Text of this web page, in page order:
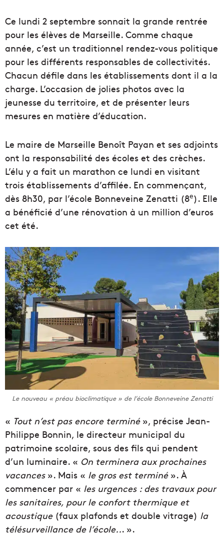
Ce lundi 2 septembre sonnait la grande rentrée
pour les élèves de Marseille. Comme chaque
année, c’est un traditionnel rendez-vous politique
pour les différents responsables de collectivités.
Chacun défile dans les établissements dont il a la
charge. L’occasion de jolies photos avec la
jeunesse du territoire, et de présenter leurs
mesures en matière d’éducation.
Le maire de Marseille Benoît Payan et ses adjoints
ont la responsabilité des écoles et des crèches.
L’élu y a fait un marathon ce lundi en visitant
trois établissements d’affilée. En commençant,
dès 8h30, par l’école Bonneveine Zenatti (8e). Elle
a bénéficié d’une rénovation à un million d’euros
cet été.
Le nouveau « préau bioclimatique » de l’école Bonneveine Zenatti
« Tout n’est pas encore terminé», précise Jean-
Philippe Bonnin, le directeur municipal du
patrimoine scolaire, sous des fils qui pendent
d’un luminaire. « On terminera aux prochaines
vacances». Mais « le gros est terminé». À
commencer par « les urgences : des travaux pour
les sanitaires, pour le confort thermique et
acoustique (faux plafonds et double vitrage) la
télésurveillance de l’école... ».